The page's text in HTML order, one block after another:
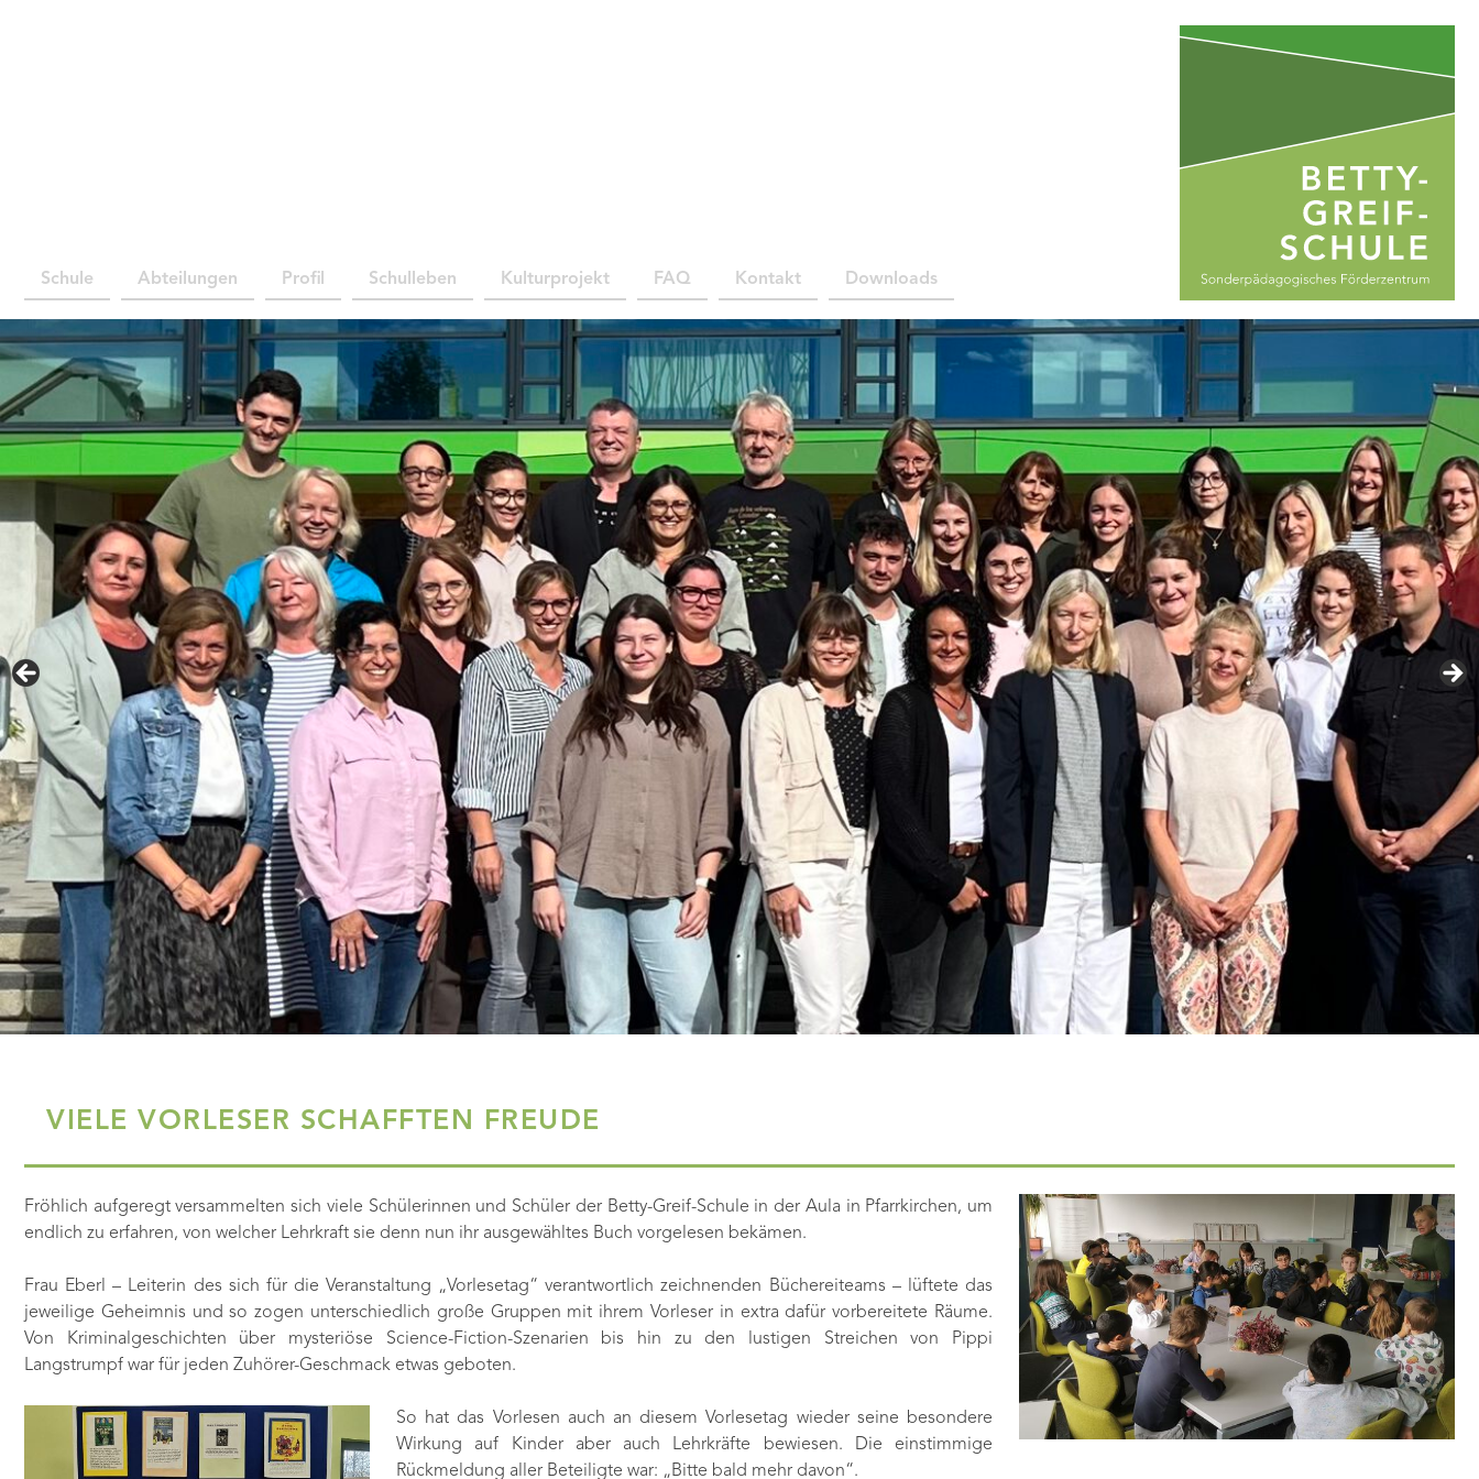
Schule Abteilungen Profil Schulleben Kulturprojekt FAQ Kontakt Downloads
VIELE VORLESER SCHAFFTEN FREUDE
Fröhlich aufgeregt versammelten sich viele Schülerinnen und Schüler der Betty-Greif-Schule in der Aula in Pfarrkirchen, um
endlich zu erfahren, von welcher Lehrkraft sie denn nun ihr ausgewähltes Buch vorgelesen bekämen.
Frau Eberl – Leiterin des sich für die Veranstaltung „Vorlesetag“ verantwortlich zeichnenden Büchereiteams – lüftete das
jeweilige Geheimnis und so zogen unterschiedlich große Gruppen mit ihrem Vorleser in extra dafür vorbereitete Räume.
Von Kriminalgeschichten über mysteriöse Science-Fiction-Szenarien bis hin zu den lustigen Streichen von Pippi
Langstrumpf war für jeden Zuhörer-Geschmack etwas geboten.
So hat das Vorlesen auch an diesem Vorlesetag wieder seine besondere
Wirkung auf Kinder aber auch Lehrkräfte bewiesen. Die einstimmige
Rückmeldung aller Beteiligte war: „Bitte bald mehr davon“.